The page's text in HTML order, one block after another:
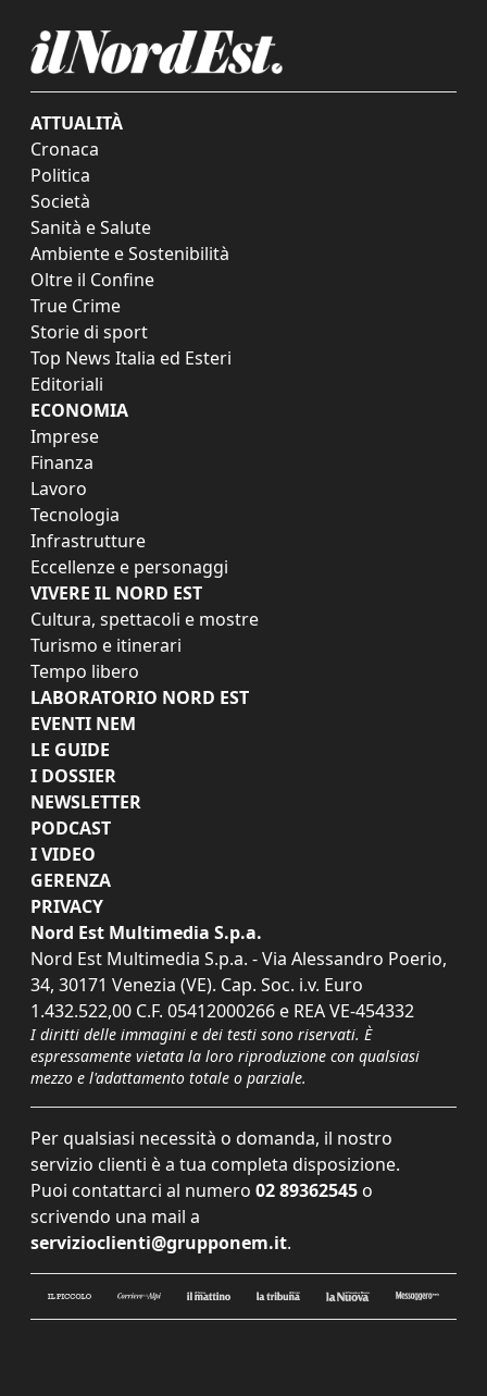
ATTUALITÀ
Cronaca
Politica
Società
Sanità e Salute
Ambiente e Sostenibilità
Oltre il Confine
True Crime
Storie di sport
Top News Italia ed Esteri
Editoriali
ECONOMIA
Imprese
Finanza
Lavoro
Tecnologia
Infrastrutture
Eccellenze e personaggi
VIVERE IL NORD EST
Cultura, spettacoli e mostre
Turismo e itinerari
Tempo libero
LABORATORIO NORD EST
EVENTI NEM
LE GUIDE
I DOSSIER
NEWSLETTER
PODCAST
I VIDEO
GERENZA
PRIVACY
Nord Est Multimedia S.p.a.
Nord Est Multimedia S.p.a. - Via Alessandro Poerio,
34, 30171 Venezia (VE). Cap. Soc. i.v. Euro
1.432.522,00 C.F. 05412000266 e REA VE-454332
I diritti delle immagini e dei testi sono riservati. È
espressamente vietata la loro riproduzione con qualsiasi
mezzo e l'adattamento totale o parziale.
Per qualsiasi necessità o domanda, il nostro
servizio clienti è a tua completa disposizione.
Puoi contattarci al numero 02 89362545 o
scrivendo una mail a
servizioclienti@grupponem.it.